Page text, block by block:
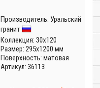
Производитель: Уральский
гранит
Коллекция: 30x120
Размер: 295x1200 мм
Поверхность: матовая
Артикул: 36113